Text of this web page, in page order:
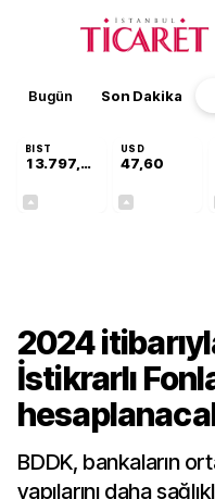
Bugün Son Dakika
BIST
13.797,21
USD
47,60
2024
İstikrarlı
BDDK, bankaların
yapılarını daha